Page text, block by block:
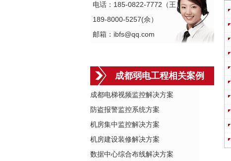
电话：185-0822-7772（王）
189-8000-5257(佘）
邮箱：ibfs@qq.com
成都弱电工程相关案例
成都电梯视频监控解决方案
防盗报警监控系统方案
机房集中监控解决方案
机房建设装修解决方案
数据中心综合布线解决方案